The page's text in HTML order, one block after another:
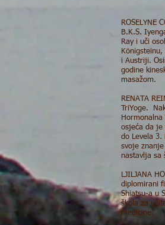
B.K.S.
Ray i uči
i Austriji.
godine
masažom.
RENATA
TriYoge.
osjeća da je
do Levela
svoje
nastavlja sa
LJILJANA
diplomirani
Shiatsu-a u
škola za
medicine.